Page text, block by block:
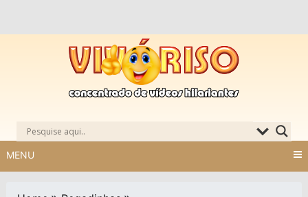
MENU